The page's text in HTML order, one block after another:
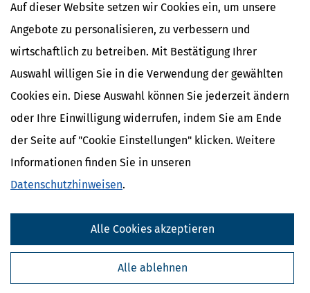
Auf dieser Website setzen wir Cookies ein, um unsere
Angebote zu personalisieren, zu verbessern und
wirtschaftlich zu betreiben. Mit Bestätigung Ihrer
Auswahl willigen Sie in die Verwendung der gewählten
Cookies ein. Diese Auswahl können Sie jederzeit ändern
oder Ihre Einwilligung widerrufen, indem Sie am Ende
der Seite auf "Cookie Einstellungen" klicken. Weitere
Informationen finden Sie in unseren
Datenschutzhinweisen.
Alle ablehnen
Alle Cookies akzeptieren
Kommission
Kostenlose Steuertipps & News
Absenden